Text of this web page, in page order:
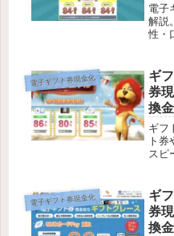
ど
電子
解説
性・
ドや
フト
電子ギフト券現金化
ギ
券
換
ド
ギフ
ト
スピ
電子ギフト券現金化
ギ
券
換